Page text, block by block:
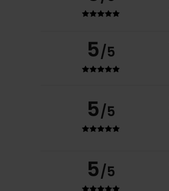
5/5
5/5
5/5